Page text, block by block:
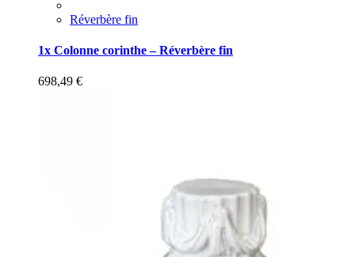
Réverbère fin
1x Colonne corinthe – Réverbère fin
698,49 €